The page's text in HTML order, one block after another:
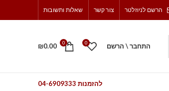
הרשם לניוזלטר צור קשר שאלות ותשובות
התחבר \ הרשם 0
0
₪0.00
להזמנות 04-6909333